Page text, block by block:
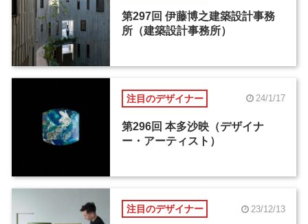
第297回 伊藤博之建築設計事務
所（建築設計事務所）
注目のデザイナー 24/1/17
第296回 本多沙映（デザイナ
ー・アーティスト）
注目のデザイナー 23/12/13